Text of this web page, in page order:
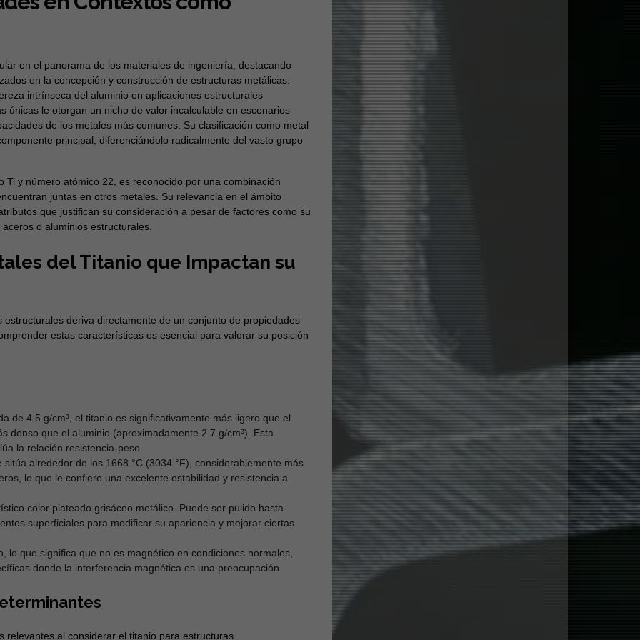
en el panorama de los materiales de ingeniería, destacando
en la concepción y construcción de estructuras metálicas.
intrínseca del aluminio en aplicaciones estructurales
únicas le otorgan un nicho de valor incalculable en escenarios
de los metales más comunes. Su clasificación como metal
principal, diferenciándolo radicalmente del vasto grupo
y número atómico 22, es reconocido por una combinación
juntas en otros metales. Su relevancia en el ámbito
que justifican su consideración a pesar de factores como su
o aluminios estructurales.
del Titanio que Impactan su
deriva directamente de un conjunto de propiedades
estas características es esencial para valorar su posición
de 4.5 g/cm³, el titanio es significativamente más ligero que el
denso que el aluminio (aproximadamente 2.7 g/cm³). Esta
la relación resistencia-peso.
alrededor de los 1668 °C (3034 °F), considerablemente más
lo que le confiere una excelente estabilidad y resistencia a
color plateado grisáceo metálico. Puede ser pulido hasta
superficiales para modificar su apariencia y mejorar ciertas
lo que significa que no es magnético en condiciones normales,
donde la interferencia magnética es una preocupación.
al considerar el titanio para estructuras.